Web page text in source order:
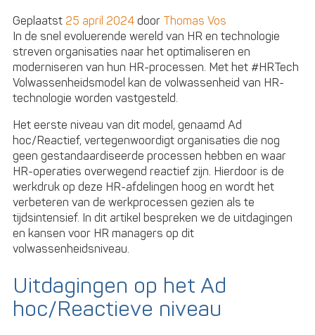
Geplaatst 25 april 2024 door Thomas Vos
In de snel evoluerende wereld van HR en technologie
streven organisaties naar het optimaliseren en
moderniseren van hun HR-processen. Met het #HRTech
Volwassenheidsmodel kan de volwassenheid van HR-
technologie worden vastgesteld.
Het eerste niveau van dit model, genaamd Ad
hoc/Reactief, vertegenwoordigt organisaties die nog
geen gestandaardiseerde processen hebben en waar
HR-operaties overwegend reactief zijn. Hierdoor is de
werkdruk op deze HR-afdelingen hoog en wordt het
verbeteren van de werkprocessen gezien als te
tijdsintensief. In dit artikel bespreken we de uitdagingen
en kansen voor HR managers op dit
volwassenheidsniveau.
Uitdagingen op het Ad
hoc/Reactieve niveau